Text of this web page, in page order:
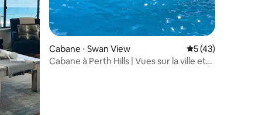
Cabane ⋅ Swan View Évaluation
5 (43)
Cabane à Perth Hills | Vues sur la ville et